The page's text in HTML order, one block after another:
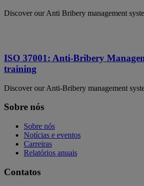
Discover our Anti Bribery management
ISO 37001: Anti-Bribery
training
Discover our Anti-Bribery management
Sobre nós
Sobre nós
Notícias e eventos
Carreiras
Relatórios anuais
Contatos